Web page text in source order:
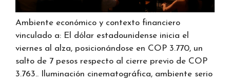
Ambiente económico y contexto financiero
vinculado a: El dólar estadounidense inicia el
viernes al alza, posicionándose en COP 3.770, un
salto de 7 pesos respecto al cierre previo de COP
3.763.. Iluminación cinematográfica, ambiente serio